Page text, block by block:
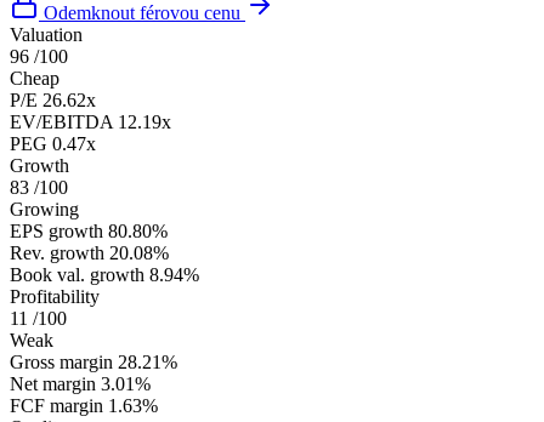
Odemknout férovou cenu
Valuation
96 /100
Cheap
P/E 26.62x
EV/EBITDA 12.19x
PEG 0.47x
Growth
83 /100
Growing
EPS growth 80.80%
Rev. growth 20.08%
Book val. growth 8.94%
Profitability
11 /100
Weak
Gross margin 28.21%
Net margin 3.01%
FCF margin 1.63%